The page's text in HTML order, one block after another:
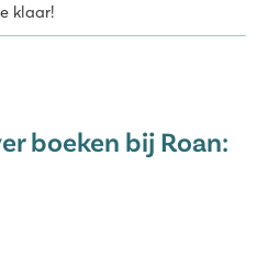
klaar!
boeken bij Roan: